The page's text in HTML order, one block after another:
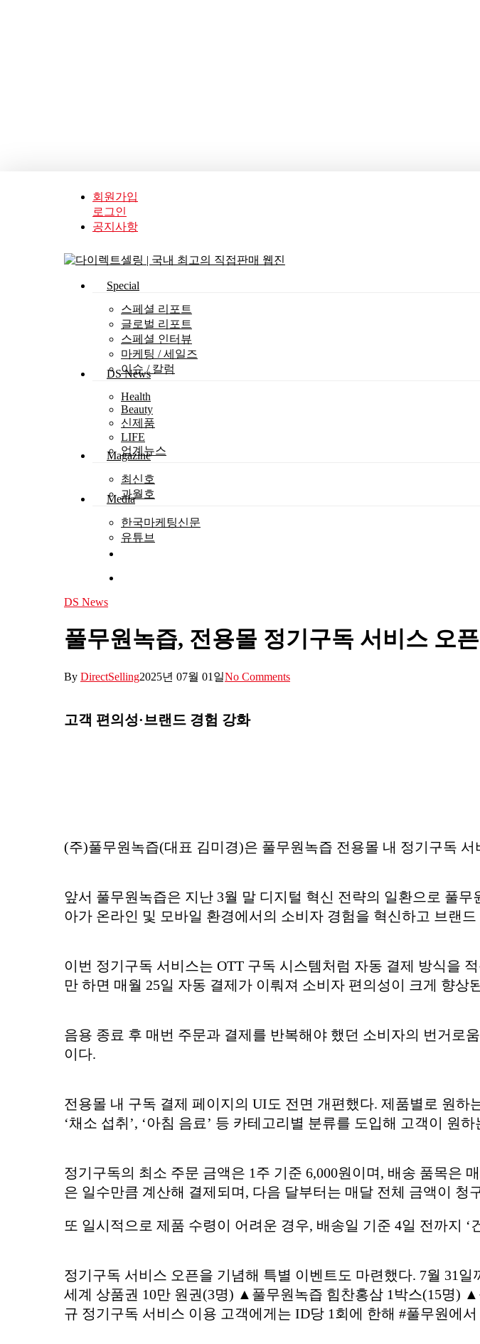
회원가입
로그인
공지사항
search
Menu
Special
스페셜 리포트
글로벌 리포트
스페셜 인터뷰
마케팅 / 세일즈
이슈 / 칼럼
DS News
Health
Beauty
신제품
LIFE
업계뉴스
Magazine
최신호
과월호
Media
한국마케팅신문
유튜브
DS News
풀무원녹즙, 전용몰 정기구독 서비스 오픈
By DirectSelling2025년 07월 01일No Comments
고객 편의성·브랜드 경험 강화
(주)풀무원녹즙(대표 김미경)은 풀무원녹즙 전용몰 내 정기구독
앞서 풀무원녹즙은 지난 3월 말 디지털 혁신 전략의 일환으로 풀
아가 온라인 및 모바일 환경에서의 소비자 경험을 혁신하고 브랜
이번 정기구독 서비스는 OTT 구독 시스템처럼 자동 결제 방식을
만 하면 매월 25일 자동 결제가 이뤄져 소비자 편의성이 크게 향상
음용 종료 후 매번 주문과 결제를 반복해야 했던 소비자의 번거로
이다.
전용몰 내 구독 결제 페이지의 UI도 전면 개편했다. 제품별로 원
‘채소 섭취’, ‘아침 음료’ 등 카테고리별 분류를 도입해 고객이 원
정기구독의 최소 주문 금액은 1주 기준 6,000원이며, 배송 품목은
은 일수만큼 계산해 결제되며, 다음 달부터는 매달 전체 금액이 청
또 일시적으로 제품 수령이 어려운 경우, 배송일 기준 4일 전까지
정기구독 서비스 오픈을 기념해 특별 이벤트도 마련했다. 7월 31
세계 상품권 10만 원권(3명) ▲풀무원녹즙 힘찬홍삼 1박스(15명)
규 정기구독 서비스 이용 고객에게는 ID당 1회에 한해 #풀무원에